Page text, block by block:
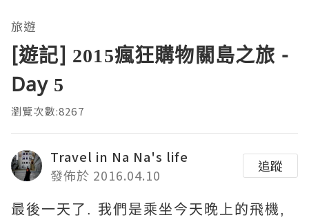
旅遊
[遊記] 2015瘋狂購物關島之旅 -
Day 5
瀏覽次數:8267
Travel in Na Na's life
發佈於 2016.04.10
追蹤
最後一天了. 我們是乘坐今天晚上的飛機,